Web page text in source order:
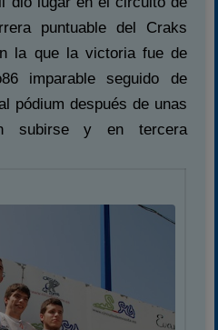
puntuable del Craks
la que la victoria fue de
imparable seguido de
pódium después de unas
subirse y en tercera